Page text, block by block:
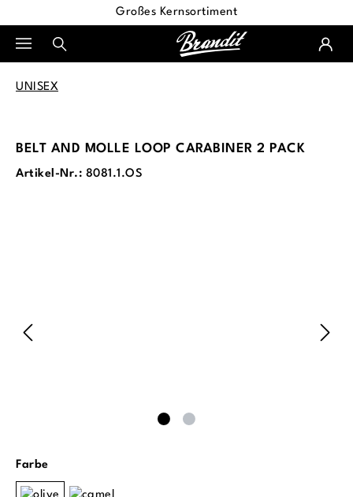
Großes Kernsortiment
UNISEX
BELT AND MOLLE LOOP CARABINER 2 PACK
Artikel-Nr.: 8081.1.OS
Farbeauswählen